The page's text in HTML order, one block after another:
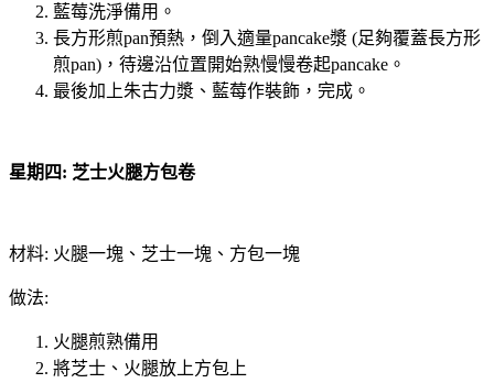
藍莓洗淨備用。
長方形煎pan預熱，倒入適量pancake漿 (足夠覆蓋長方形
煎pan)，待邊沿位置開始熟慢慢卷起pancake。
最後加上朱古力漿、藍莓作裝飾，完成。
星期四: 芝士火腿方包卷
材料: 火腿一塊、芝士一塊、方包一塊
做法:
火腿煎熟備用
將芝士、火腿放上方包上